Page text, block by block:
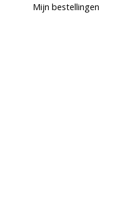
Mijn bestellingen